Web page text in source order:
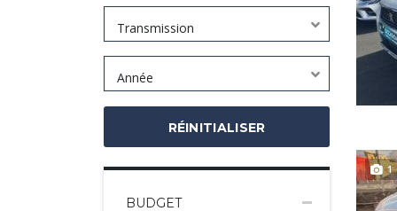
Transmission
Année
RÉINITIALISER
BUDGET
1